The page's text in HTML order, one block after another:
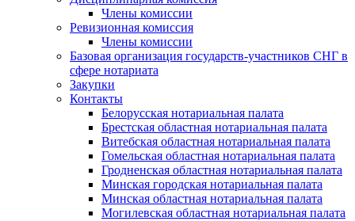
Члены комиссии
Ревизионная комиссия
Члены комиссии
Базовая организация государств-участников СНГ в
сфере нотариата
Закупки
Контакты
Белорусская нотариальная палата
Брестская областная нотариальная палата
Витебская областная нотариальная палата
Гомельская областная нотариальная палата
Гродненская областная нотариальная палата
Минская городская нотариальная палата
Минская областная нотариальная палата
Могилевская областная нотариальная палата